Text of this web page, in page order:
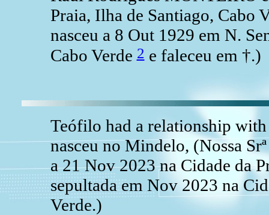
Praia, Ilha de Santiago, Cabo
nasceu a 8 Out 1929 em N.
Cabo Verde2e faleceu em †.)
Teófilo had a relationship
nasceu no Mindelo, (Nossa
a 21 Nov 2023 na Cidade da
sepultada em Nov 2023 na
Verde.)